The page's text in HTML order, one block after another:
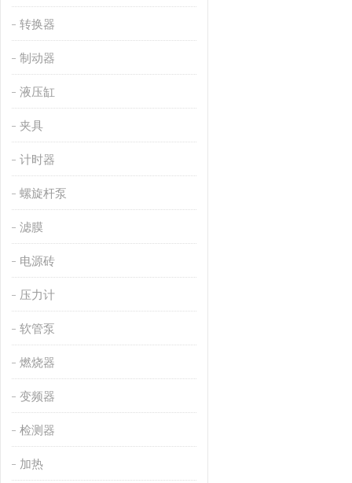
转换器
制动器
液压缸
夹具
计时器
螺旋杆泵
滤膜
电源砖
压力计
软管泵
燃烧器
变频器
检测器
加热